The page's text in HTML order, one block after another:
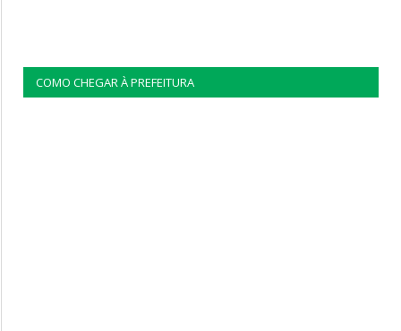
COMO CHEGAR À PREFEITURA